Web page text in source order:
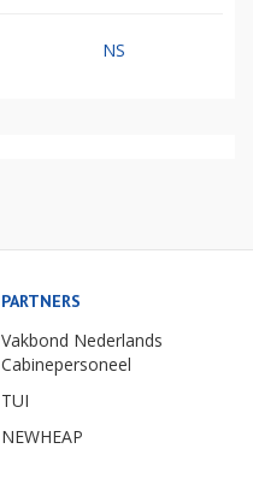
NS
PARTNERS
Vakbond Nederlands
Cabinepersoneel
TUI
NEWHEAP